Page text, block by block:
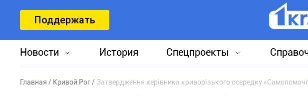
Поддержать
Новости История Спецпроекты
Главная Кривой Рог Затвердження керівника криворізького осередку